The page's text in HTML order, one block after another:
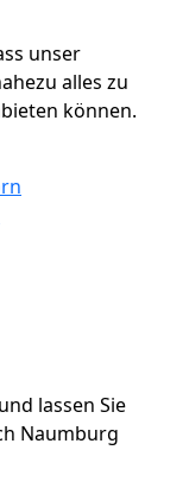
unser
alles zu
können.
lassen Sie
Naumburg